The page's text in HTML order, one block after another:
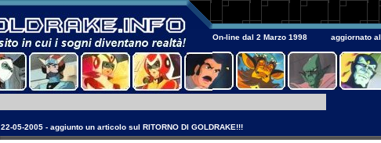
On-line dal 2 Marzo 1998 aggiornato al
22-05-2005 - aggiunto un articolo sul RITORNO DI GOLDRAKE!!!